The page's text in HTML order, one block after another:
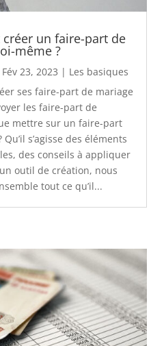
un faire-part de
même ?
Fév 23, 2023 | Les basiques
ses faire-part de mariage
les faire-part de
mettre sur un faire-part
s’agisse des éléments
des conseils à appliquer
outil de création, nous
tout ce qu’il...